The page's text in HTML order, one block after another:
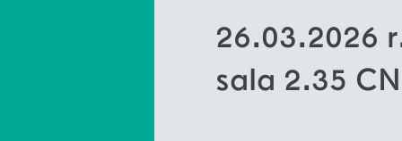
26.03.2026
sala 2.35